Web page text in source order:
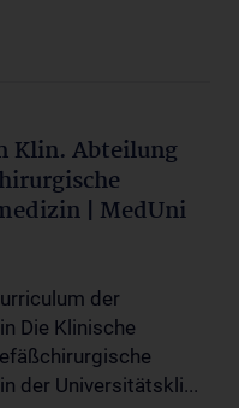
Klin. Abteilung
| MedUni
der
Die Klinische
der Universitätskli...